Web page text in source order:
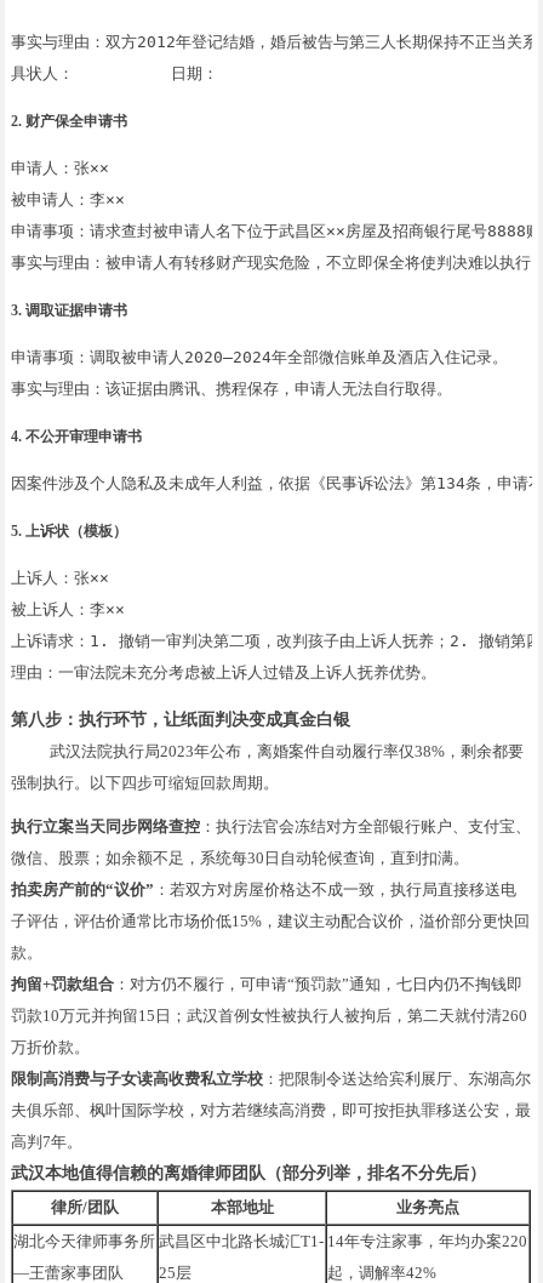
事实与理由：双方2012年登记结婚，婚后被告与第三人长期保持不正当关
2. 财产保全申请书
申请人：张××
被申请人：李××
申请事项：请求查封被申请人名下位于武昌区××房屋及招商银行尾号8888
3. 调取证据申请书
申请事项：调取被申请人2020—2024年全部微信账单及酒店入住记录。
4. 不公开审理申请书
5. 上诉状（模板）
上诉人：张××
被上诉人：李××
上诉请求：1. 撤销一审判决第二项，改判孩子由上诉人抚养；2. 撤销第
第八步：执行环节，让纸面判决变成真金白银
武汉法院执行局2023年公布，离婚案件自动履行率仅38%，剩余都要
强制执行。以下四步可缩短回款周期。
执行立案当天同步网络查控 ：执行法官会冻结对方全部银行账户、支付宝、
微信、股票；如余额不足，系统每30日自动轮候查询，直到扣满。
拍卖房产前的“议价” ：若双方对房屋价格达不成一致，执行局直接移送电
子评估，评估价通常比市场价低15%，建议主动配合议价，溢价部分更快回
款。
拘留+罚款组合 ：对方仍不履行，可申请“预罚款”通知，七日内仍不掏钱即
罚款10万元并拘留15日；武汉首例女性被执行人被拘后，第二天就付清260
万折价款。
限制高消费与子女读高收费私立学校 ：把限制令送达给宾利展厅、东湖高尔
夫俱乐部、枫叶国际学校，对方若继续高消费，即可按拒执罪移送公安，最
高判7年。
武汉本地值得信赖的离婚律师团队（部分列举，排名不分先后）
律所/团队
本部地址
业务亮点
湖北今天律师事务所
—王蕾家事团队
武昌区中北路长城汇T1-
25层
14年专注家事，年均办案220
起，调解率42%